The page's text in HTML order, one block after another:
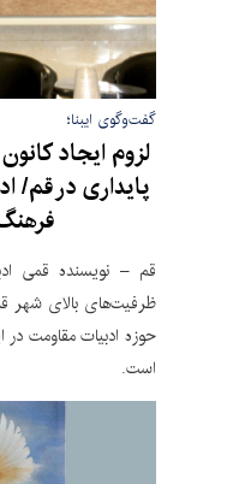
گفت‌وگوی ایبنا؛
لزوم ایجاد
پایداری در قم/
قم – نویسنده قمی
ظرفیت‌های بالای شهر
حوزه ادبیات مقاومت در
است.